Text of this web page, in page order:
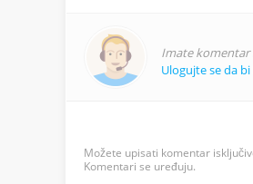
Imate komentar
Ulogujte se da
Možete upisati komentar
Komentari se uređuju.